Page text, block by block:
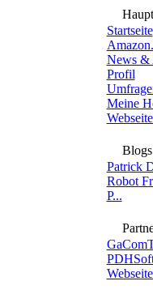
Startseite
News &
Profil
Meine
Blogs
Patrick
Robot
P...